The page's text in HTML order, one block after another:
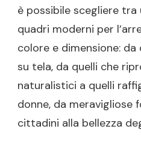
è possibile scegliere
quadri moderni per
colore e dimensione: da
su tela, da quelli che
naturalistici a quelli
donne, da meravigliose
cittadini alla bellezza